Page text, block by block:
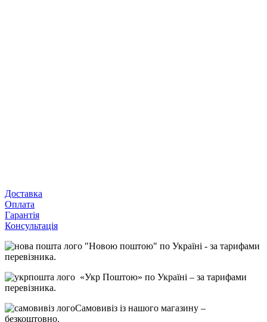
Доставка
Оплата
Гарантія
Консультація
"Новою поштою" по Україні - за тарифами
перевізника.
«Укр Поштою» по Україні – за тарифами
перевізника.
Самовивіз із нашого магазину –
безкоштовно.